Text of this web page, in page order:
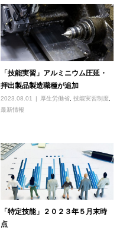
「技能実習」アルミニウム圧延・
押出製品製造職種が追加
2023.08.01 厚生労働省 ,技能実習制度
最新情報
「特定技能」２０２３年５月末時
点